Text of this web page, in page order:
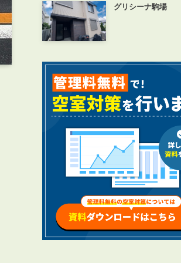
グリシーナ駒場